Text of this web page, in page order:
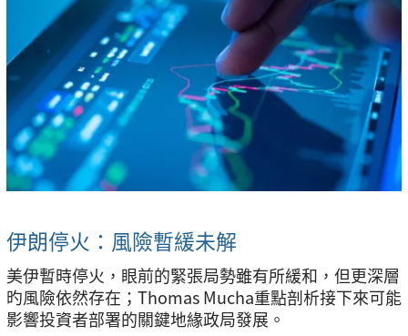
伊朗停火：風險暫緩未解
美伊暫時停火，眼前的緊張局勢雖有所緩和，但更深層
旳風險依然存在；Thomas Mucha重點剖析接下來可能
影響投資者部署的關鍵地緣政局發展。